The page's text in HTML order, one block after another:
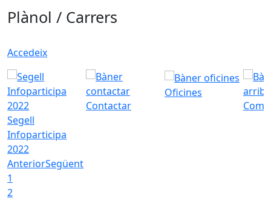
Plànol / Carrers
Accedeix
Segell
Infoparticipa
2022
Contactar
Oficines
Com
AnteriorSegüent
1
2